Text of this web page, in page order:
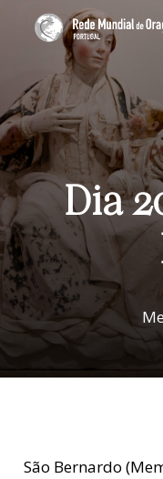
Dia
São Bernardo